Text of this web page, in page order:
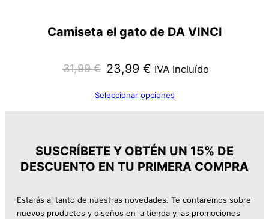
Camiseta el gato de DA VINCI
31,99€ El
precio
31,99 €.
23,99 €El
precio
23,99 €.
IVA Incluído
Seleccionar opciones
SUSCRÍBETE Y OBTÉN UN 15% DE
DESCUENTO EN TU PRIMERA COMPRA
Estarás al tanto de nuestras novedades. Te contaremos sobre
nuevos productos y diseños en la tienda y las promociones